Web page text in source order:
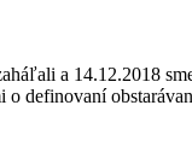
a 14.12.2018